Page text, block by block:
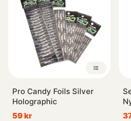
Pro Candy Foils Silver
Holographic
59 kr